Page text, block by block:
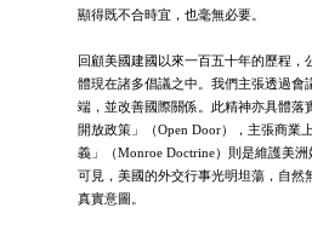
顯得既不合時宜，也毫無必要。
回顧美國建國以來一百五十年的歷程，
體現在諸多倡議之中。我們主張透過會
端，並改善國際關係。此精神亦具體落
開放政策」（Open Door），主張商業
義」（Monroe Doctrine）則是維護美
可見，美國的外交行事光明坦蕩，自然
真實意圖。